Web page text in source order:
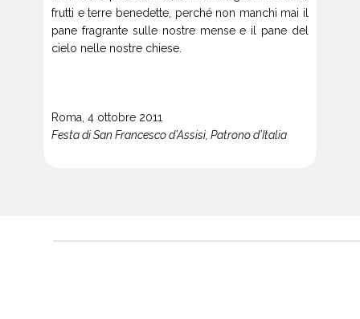
frutti e terre benedette, perché non manchi mai il
pane fragrante sulle nostre mense e il pane del
cielo nelle nostre chiese.
Roma, 4 ottobre 2011
Festa di San Francesco d’Assisi, Patrono d’Italia